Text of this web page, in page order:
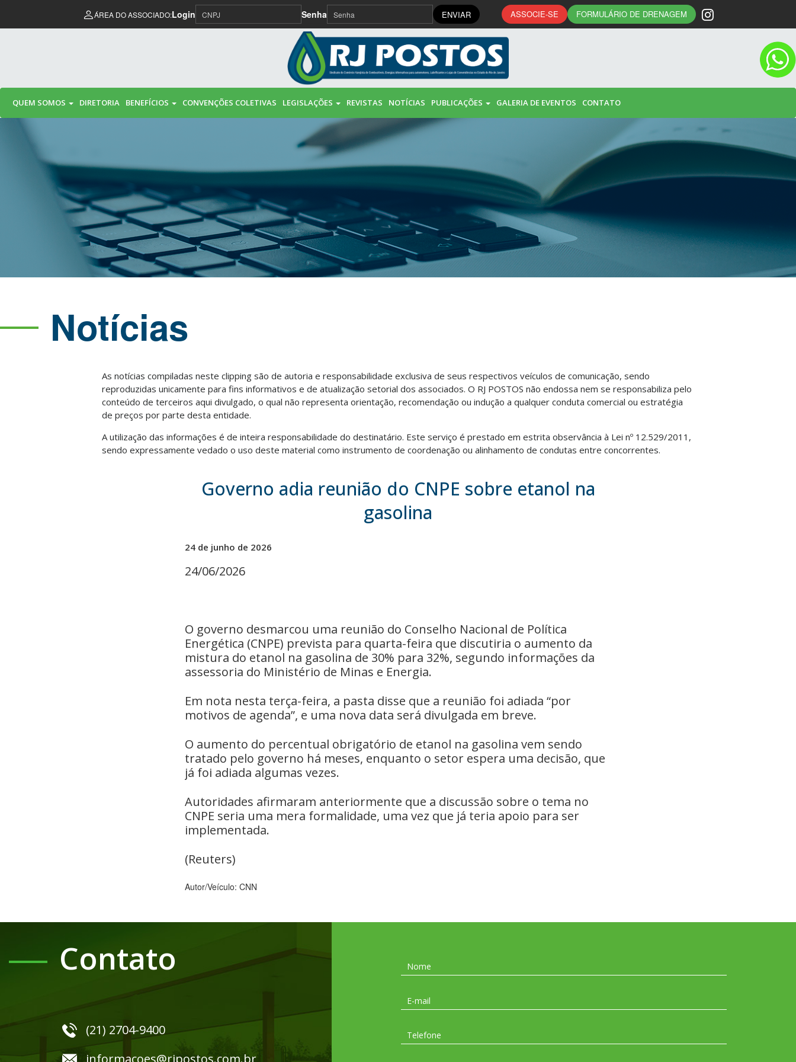
Pular para o conteúdoÁREA DO ASSOCIADO:Login Senha ENVIAR ASSOCIE-SE FORMULÁRIO DE DRENAGEM
QUEM SOMOS DIRETORIA BENEFÍCIOS CONVENÇÕES COLETIVAS LEGISLAÇÕES REVISTAS NOTÍCIAS PUBLICAÇÕES GALERIA DE EVENTOS CONTATO
Notícias
As notícias compiladas neste clipping são de autoria e responsabilidade exclusiva de seus respectivos veículos de comunicação, sendo
reproduzidas unicamente para fins informativos e de atualização setorial dos associados. O RJ POSTOS não endossa nem se responsabiliza pelo
conteúdo de terceiros aqui divulgado, o qual não representa orientação, recomendação ou indução a qualquer conduta comercial ou estratégia
de preços por parte desta entidade.
A utilização das informações é de inteira responsabilidade do destinatário. Este serviço é prestado em estrita observância à Lei nº 12.529/2011,
sendo expressamente vedado o uso deste material como instrumento de coordenação ou alinhamento de condutas entre concorrentes.
Governo adia reunião do CNPE sobre etanol na
gasolina
24 de junho de 2026
24/06/2026
O governo desmarcou ​uma reunião do ​Conselho Nacional de Política
Energética (CNPE) prevista para quarta-feira que discutiria o aumento da
mistura do etanol na gasolina ⁠de ​30% para 32%, ​segundo informações da
assessoria ⁠do Ministério de ⁠Minas e Energia.
Em nota ​nesta ‌terça-feira, a pasta ⁠disse que a reunião foi adiada “por
motivos de agenda”, ‌e uma ⁠nova ‌data será divulgada em breve.
O aumento do percentual ⁠obrigatório de ⁠etanol na gasolina vem sendo
tratado ‌pelo governo há meses, enquanto o setor espera uma decisão, que
já ‌foi adiada algumas vezes.
Autoridades afirmaram anteriormente que a discussão ⁠sobre o tema no
CNPE seria uma mera ​formalidade, uma vez que ​já teria apoio para ser
implementada.
(Reuters)
Autor/Veículo: CNN
Contato
(21) 2704-9400
informacoes@rjpostos.com.br